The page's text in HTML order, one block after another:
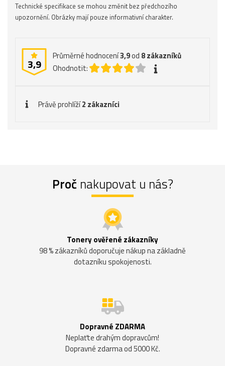
Technické specifikace se mohou změnit bez předchozího
upozornění. Obrázky mají pouze informativní charakter.
3,9
Průměrné hodnocení3,9od 8zákazníků
Ohodnotit:
Právě prohlíží2 zákazníci
Proč nakupovat u nás?
Tonery ověřené zákazníky
98 % zákazníků doporučuje nákup na základně
dotazníku spokojenosti.
Dopravné ZDARMA
Neplaťte drahým dopravcům!
Dopravné zdarma od 5000 Kč.